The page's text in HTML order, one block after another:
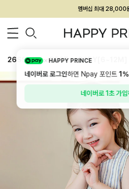
회원전용 아울렛, 가입하면
멤버십 최대 28,000
26SS 신상 BEST BABY[6~12M]
HAPPY PRINCE
네이버로 로그인하면 Npay 포인트1%
네이버로 1초 가입